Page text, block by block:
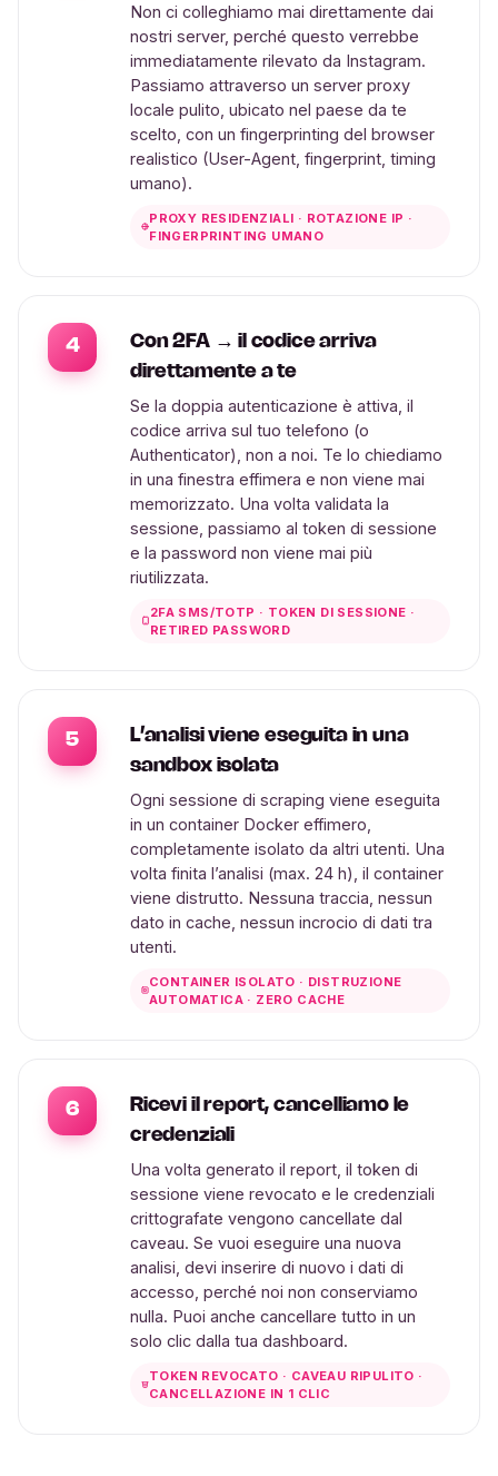
Non ci colleghiamo mai direttamente dai
nostri server, perché questo verrebbe
immediatamente rilevato da Instagram.
Passiamo attraverso un server proxy
locale pulito, ubicato nel paese da te
scelto, con un fingerprinting del browser
realistico (User-Agent, fingerprint, timing
umano).
PROXY RESIDENZIALI · ROTAZIONE IP ·
FINGERPRINTING UMANO
4
Con 2FA → il codice arriva
direttamente a te
Se la doppia autenticazione è attiva, il
codice arriva sul tuo telefono (o
Authenticator), non a noi. Te lo chiediamo
in una finestra effimera e non viene mai
memorizzato. Una volta validata la
sessione, passiamo al token di sessione
e la password non viene mai più
riutilizzata.
2FA SMS/TOTP · TOKEN DI SESSIONE ·
RETIRED PASSWORD
5
L’analisi viene eseguita in una
sandbox isolata
Ogni sessione di scraping viene eseguita
in un container Docker effimero,
completamente isolato da altri utenti. Una
volta finita l’analisi (max. 24 h), il container
viene distrutto. Nessuna traccia, nessun
dato in cache, nessun incrocio di dati tra
utenti.
CONTAINER ISOLATO · DISTRUZIONE
AUTOMATICA · ZERO CACHE
6
Ricevi il report, cancelliamo le
credenziali
Una volta generato il report, il token di
sessione viene revocato e le credenziali
crittografate vengono cancellate dal
caveau. Se vuoi eseguire una nuova
analisi, devi inserire di nuovo i dati di
accesso, perché noi non conserviamo
nulla. Puoi anche cancellare tutto in un
solo clic dalla tua dashboard.
TOKEN REVOCATO · CAVEAU RIPULITO ·
CANCELLAZIONE IN 1 CLIC